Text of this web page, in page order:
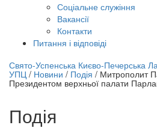
Соціальне служіння
Вакансії
Контакти
Питання і відповіді
трансляція |
12 вересня
трансляції
Свято-Успенська Києво-Печерська
УПЦ / Новини / Подія / Митрополит
Президентом верхньої палати
Подія